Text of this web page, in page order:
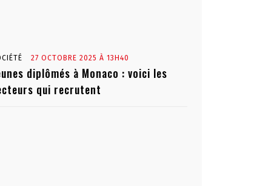
27 OCTOBRE 2025 À 13H40
diplômés à Monaco : voici les
qui recrutent